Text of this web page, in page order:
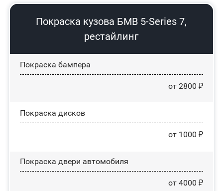
Покраска кузова БМВ 5-Series 7,
рестайлинг
Покраска бампера
от 2800 ₽
Покраска дисков
от 1000 ₽
Покраска двери автомобиля
от 4000 ₽